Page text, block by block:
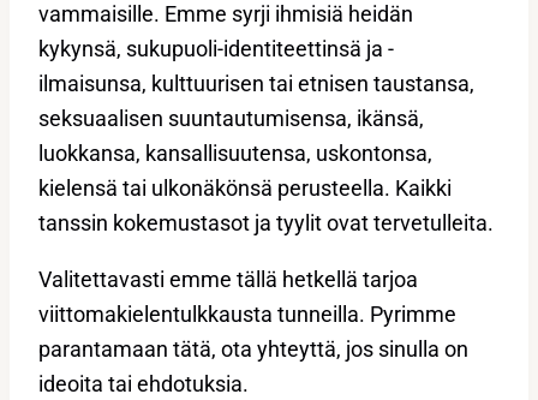
vammaisille. Emme syrji ihmisiä heidän
kykynsä, sukupuoli-identiteettinsä ja -
ilmaisunsa, kulttuurisen tai etnisen taustansa,
seksuaalisen suuntautumisensa, ikänsä,
luokkansa, kansallisuutensa, uskontonsa,
kielensä tai ulkonäkönsä perusteella. Kaikki
tanssin kokemustasot ja tyylit ovat tervetulleita.
Valitettavasti emme tällä hetkellä tarjoa
viittomakielentulkkausta tunneilla. Pyrimme
parantamaan tätä, ota yhteyttä, jos sinulla on
ideoita tai ehdotuksia.